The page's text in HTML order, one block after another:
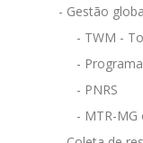
- Gestão
- TWM -
-
- PNRS
- MTR-MG